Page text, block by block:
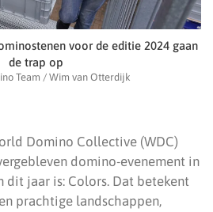
voor de editie 2024 gaan
de trap op
Team / Wim van Otterdijk
Domino Collective (WDC)
domino-evenement in
dit jaar is: Colors. Dat betekent
prachtige landschappen,